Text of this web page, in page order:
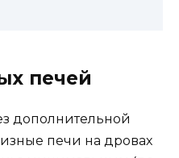
печей
дополнительной
печи на дровах